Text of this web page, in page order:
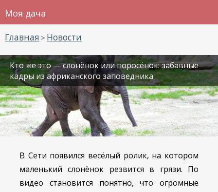
Моя дача
Главная > Новости
Кто же это — слонёнок или поросёнок: забавные
кадры из африканского заповедника
В Сети появился весёлый ролик, на котором
маленький слонёнок резвится в грязи. По
видео становится понятно, что огромные